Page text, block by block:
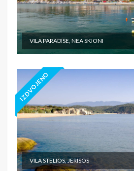
VILA PARADISE, NEA SKIONI
IZDVOJENO
VILA STELIOS, JERISOS